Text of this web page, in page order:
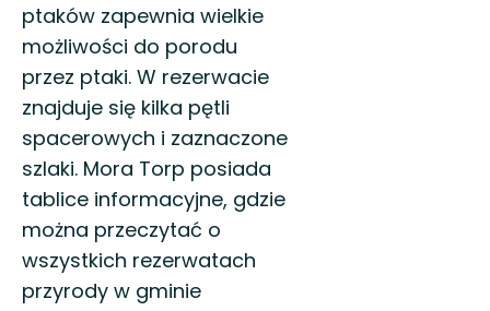
ptaków zapewnia wielkie
możliwości do porodu
przez ptaki. W rezerwacie
znajduje się kilka pętli
spacerowych i zaznaczone
szlaki. Mora Torp posiada
tablice informacyjne, gdzie
można przeczytać o
wszystkich rezerwatach
przyrody w gminie